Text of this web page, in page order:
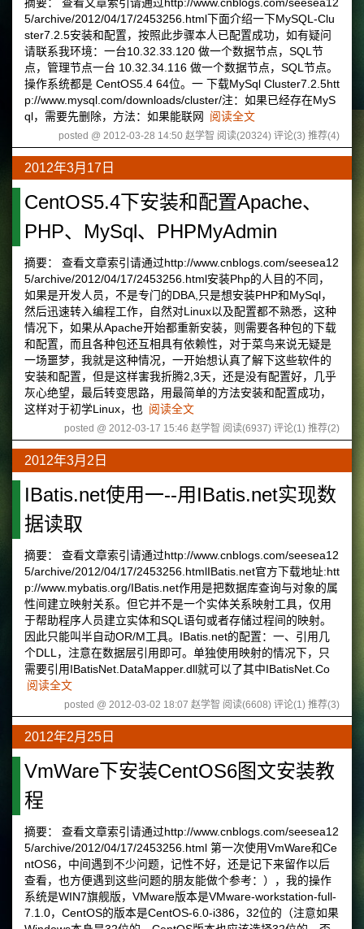
5/archive/2012/04/17/2453256.html下面介绍一下MySQL-Clu
ster7.2.5安装和配置，按照此步骤本人已配置成功，如有疑问
请联系我环境：一台10.32.33.120 做一个数据节点，SQL节
点，管理节点一台 10.32.34.116 做一个数据节点，SQL节点。
操作系统都是 CentOS5.4 64位。一 下载MySql Cluster7.2.5htt
p://www.mysql.com/downloads/cluster/注：如果已经存在MyS
ql，需要先删除，方法：如果能联网
阅读全文
posted @ 2012-03-28 14:50 赵学智 阅读(20324) 评论(3) 推荐(4)
2012年3月17日
CentOS5.4下安装和配置Apache、
PHP、MySql、PHPMyAdmin
摘要： 查看文章索引请通过http://www.cnblogs.com/seesea12
5/archive/2012/04/17/2453256.html安装Php的人目的不同，
如果是开发人员，不是专门的DBA,只是想安装PHP和MySql，
然后迅速转入编程工作，自然对Linux以及配置都不熟悉，这种
情况下，如果从Apache开始都重新安装，则需要各种包的下载
和配置，而且各种包还互相具有依赖性，对于菜鸟来说无疑是
一场噩梦，我就是这种情况，一开始想认真了解下这些软件的
安装和配置，但是这样害我折腾2,3天，还是没有配置好，几乎
灰心绝望，最后转变思路，用最简单的方法安装和配置成功，
这样对于初学Linux，也 阅读全文
posted @ 2012-03-17 15:46 赵学智 阅读(6937) 评论(1) 推荐(2)
2012年3月2日
IBatis.net使用一--用IBatis.net实现数
据读取
摘要： 查看文章索引请通过http://www.cnblogs.com/seesea12
5/archive/2012/04/17/2453256.htmlIBatis.net官方下载地址:htt
p://www.mybatis.org/IBatis.net作用是把数据库查询与对象的属
性间建立映射关系。但它并不是一个实体关系映射工具，仅用
于帮助程序人员建立实体和SQL语句或者存储过程间的映射。
因此只能叫半自动OR/M工具。IBatis.net的配置：一、引用几
个DLL，注意在数据层引用即可。单独使用映射的情况下，只
需要引用IBatisNet.DataMapper.dll就可以了其中IBatisNet.Co
阅读全文
posted @ 2012-03-02 18:07 赵学智 阅读(6608) 评论(1) 推荐(3)
2012年2月25日
VmWare下安装CentOS6图文安装教
程
摘要： 查看文章索引请通过http://www.cnblogs.com/seesea12
5/archive/2012/04/17/2453256.html 第一次使用VmWare和Ce
ntOS6，中间遇到不少问题，记性不好，还是记下来留作以后
查看，也方便遇到这些问题的朋友能做个参考：），我的操作
系统是WIN7旗舰版，VMware版本是VMware-workstation-full-
7.1.0，CentOS的版本是CentOS-6.0-i386，32位的（注意如果